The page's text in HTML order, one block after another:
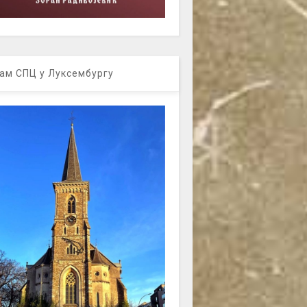
СПЦ у Луксембургу